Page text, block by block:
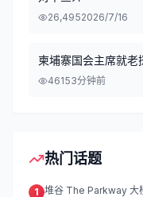
26,4952026/7/16
柬埔寨国会主席就
46153分钟前
热门话题
1 堆谷 The Parkway 大